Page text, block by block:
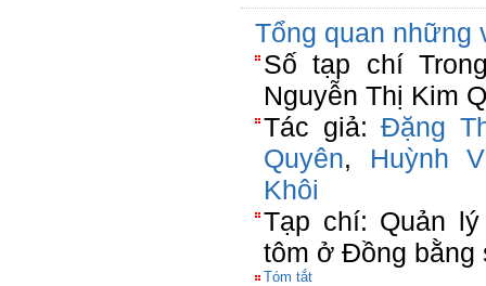
Tổng quan những
Số tạp chí
Nguyễn Thị Kim
Tác giả:Đặng
Quyên, Huỳnh
Khôi
Tạp chí: Quản
tôm ở Đồng bằng
Tóm tắt